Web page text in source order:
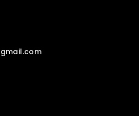
gmail.com